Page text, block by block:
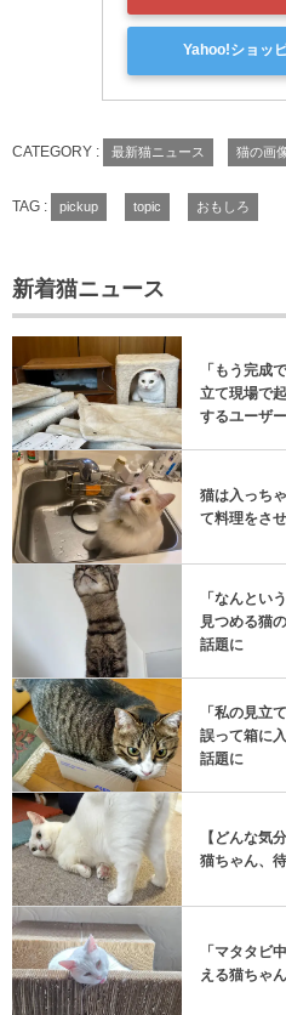
Yahoo!ショッ
CATEGORY : 最新猫ニュース 猫の画
TAG : pickup topic おもしろ
新着猫ニュース
「もう完成
立て現場で
するユーザ
猫は入っち
て料理をさ
「なんとい
見つめる猫
話題に
「私の見立
誤って箱に
話題に
【どんな気
猫ちゃん、
「マタタビ
える猫ちゃ